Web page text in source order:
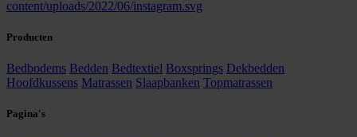
Producten
Bedbodems Bedden Bedtextiel Boxsprings Dekbedden
Hoofdkussens Matrassen Slaapbanken Topmatrassen
Pagina's